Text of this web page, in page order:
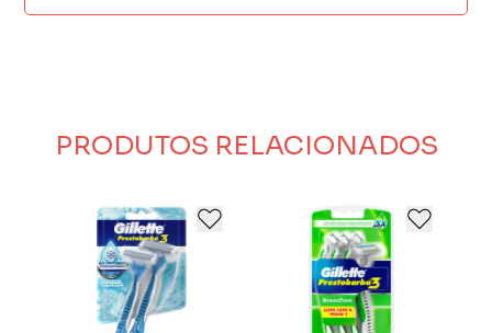
PRODUTOS RELACIONADOS